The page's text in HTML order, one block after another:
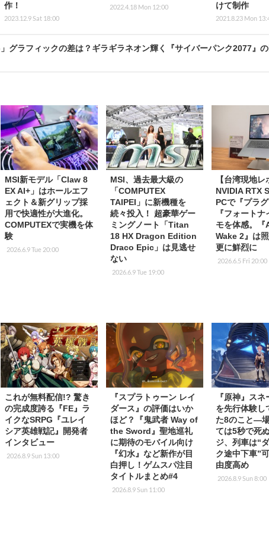
作！
2023.12.9 Sat 18:00
2022.4.18 Mon 12:00
けて制作
2021.8.23 Mon
グラフィックの差は？ギラギラネオン輝く『サイバーパンク2077』
MSI新モデル「Claw 8
EX AI+」はホールエフ
ェクト＆新グリップ採
用で快適性が大進化。
COMPUTEXで実機を体
験
2026.6.9 Tue 20:00
MSI、過去最大級の
「COMPUTEX
TAIPEI」に新機種を
続々投入！ 超豪華ゲー
ミングノート「Titan
18 HX Dragon Edition
Draco Epic」は見逃せ
ない
2026.6.9 Tue 19:00
【台湾現地レ
NVIDIA RTX
PCで『プラグ
『フォート
モを体感。『
Wake 2』は
更に鮮烈に
2026.6.5 Fri 20:00
これが無料配信!? 驚き
の完成度誇る『FE』ラ
イクなSRPG『ユレイ
シア英雄戦記』開発者
インタビュー
2026.8.9 Sun 13:00
『スプラトゥーン レイ
ダース』の評価はいか
ほど？『鬼武者 Way of
the Sword』聖地巡礼
に期待のモバイル向け
『幻水』など新作が目
白押し！ゲムスパ注目
タイトルまとめ#4
2026.8.9 Sun 11:00
『原神』ス
を先行体験し
た8のこと―
ては5秒で死
ジ、列車は“
ク途中下車”
由度高め
2026.8.9 Sun 8:00